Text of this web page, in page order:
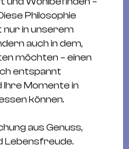
Philosophie
nur in unserem
auch in dem,
möchten – einen
entspannt
Ihre Momente in
können.
aus Genuss,
Lebensfreude.